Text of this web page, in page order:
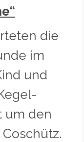
die
im
und
um den